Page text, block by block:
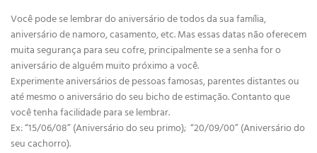
Você pode se lembrar do aniversário de todos da sua família,
aniversário de namoro, casamento, etc. Mas essas datas não oferecem
muita segurança para seu cofre, principalmente se a senha for o
aniversário de alguém muito próximo a você.
Experimente aniversários de pessoas famosas, parentes distantes ou
até mesmo o aniversário do seu bicho de estimação. Contanto que
você tenha facilidade para se lembrar.
Ex: “15/06/08” (Aniversário do seu primo); “20/09/00” (Aniversário do
seu cachorro).